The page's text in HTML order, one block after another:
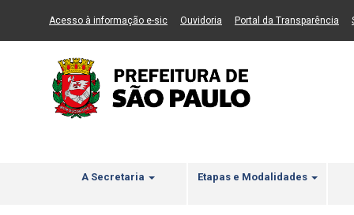
Ir ao Conteúdo Ir para menu principal 2 Ir para busca
Acesso à informação e-sic(Link para um novo sítio)
Ouvidoria (Link para um novo sítio)
Portal da Transparência
A Secretaria Etapas e Modalidades